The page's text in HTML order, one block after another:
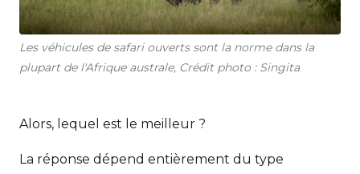
Les véhicules de safari ouverts sont la norme dans la
plupart de l'Afrique australe, Crédit photo : Singita
Alors, lequel est le meilleur ?
La réponse dépend entièrement du type